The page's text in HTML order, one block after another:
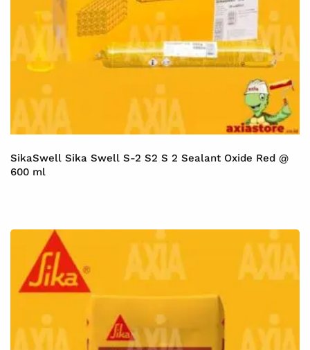
SikaSwell Sika Swell S-2 S2 S 2 Sealant Oxide Red @
600 ml